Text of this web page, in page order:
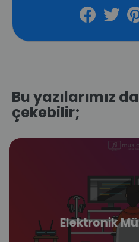
Bu yazılarımız
çekebilir;
Elektronik